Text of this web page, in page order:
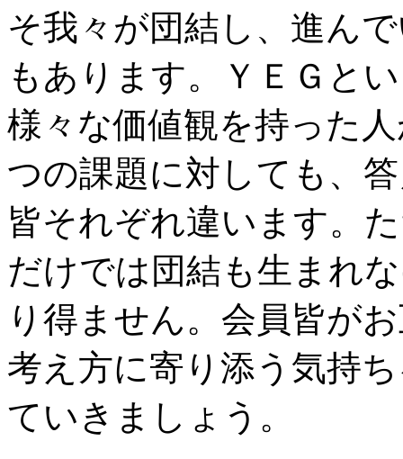
そ我々が団結し、進ん
もあります。ＹＥＧと
様々な価値観を持った
つの課題に対しても、
皆それぞれ違います。
だけでは団結も生まれ
り得ません。会員皆が
考え方に寄り添う気持
ていきましょう。